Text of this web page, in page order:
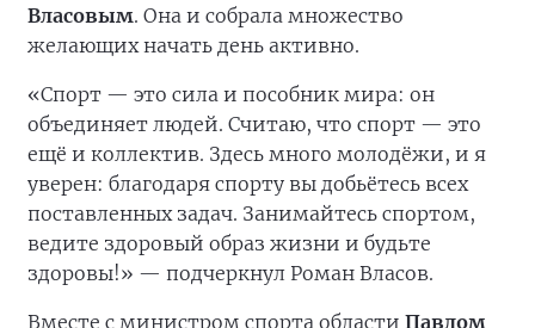
Власовым. Она и собрала множество
желающих начать день активно.
«Спорт — это сила и пособник мира: он
объединяет людей. Считаю, что спорт — это
ещё и коллектив. Здесь много молодёжи, и я
уверен: благодаря спорту вы добьётесь всех
поставленных задач. Занимайтесь спортом,
ведите здоровый образ жизни и будьте
здоровы!» — подчеркнул Роман Власов.
Вместе с министром спорта области Павлом